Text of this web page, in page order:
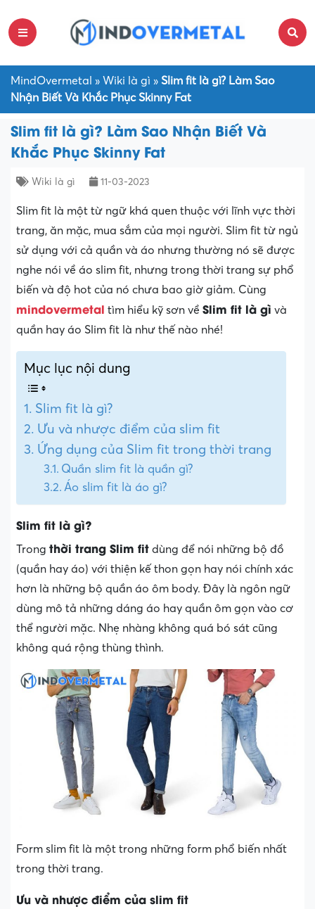
MindOvermetal » Wiki là gì » Slim fit là gì? Làm Sao
Nhận Biết Và Khắc Phục Skinny Fat
Slim fit là gì? Làm Sao Nhận Biết Và
Khắc Phục Skinny Fat
Wiki là gì 11-03-2023
Slim fit là một từ ngữ khá quen thuộc với lĩnh vực thời
trang, ăn mặc, mua sắm của mọi người. Slim fit từ ngủ
sử dụng với cả quần và áo nhưng thường nó sẽ được
nghe nói về áo slim fit, nhưng trong thời trang sự phổ
biến và độ hot của nó chưa bao giờ giảm. Cùng
mindovermetal tìm hiểu kỹ sơn về Slim fit là gì và
quần hay áo Slim fit là như thế nào nhé!
Mục lục nội dung
Slim fit là gì?
Ưu và nhược điểm của slim fit
Ứng dụng của Slim fit trong thời trang
Quần slim fit là quần gì?
Áo slim fit là áo gì?
Slim fit là gì?
Trong thời trang Slim fit dùng để nói những bộ đồ
(quần hay áo) với thiện kế thon gọn hay nói chính xác
hơn là những bộ quần áo ôm body. Đây là ngôn ngữ
dùng mô tả những dáng áo hay quần ôm gọn vào cơ
thể người mặc. Nhẹ nhàng không quá bó sát cũng
không quá rộng thùng thình.
Form slim fit là một trong những form phổ biến nhất
trong thời trang.
Ưu và nhược điểm của slim fit